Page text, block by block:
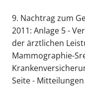
9. Nachtrag zum
2011: Anlage 5 -
der ärztlichen
Mammographie-
Seite -